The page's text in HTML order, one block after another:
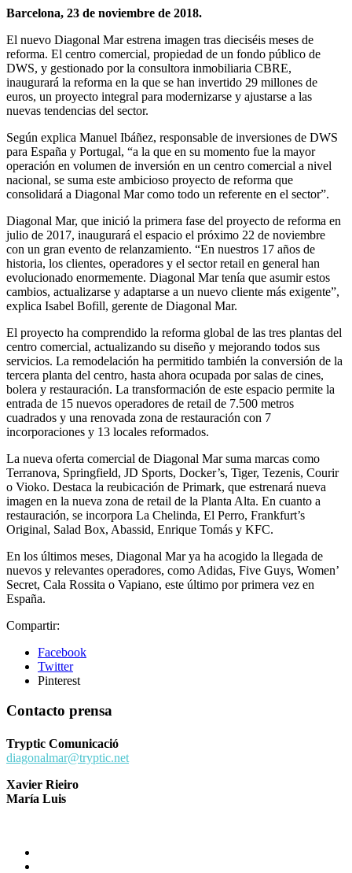
Barcelona, 23 de noviembre de 2018.
El nuevo Diagonal Mar estrena imagen tras dieciséis meses de
reforma. El centro comercial, propiedad de un fondo público de
DWS, y gestionado por la consultora inmobiliaria CBRE,
inaugurará la reforma en la que se han invertido 29 millones de
euros, un proyecto integral para modernizarse y ajustarse a las
nuevas tendencias del sector.
Según explica Manuel Ibáñez, responsable de inversiones de DWS
para España y Portugal, “a la que en su momento fue la mayor
operación en volumen de inversión en un centro comercial a nivel
nacional, se suma este ambicioso proyecto de reforma que
consolidará a Diagonal Mar como todo un referente en el sector”.
Diagonal Mar, que inició la primera fase del proyecto de reforma en
julio de 2017, inaugurará el espacio el próximo 22 de noviembre
con un gran evento de relanzamiento. “En nuestros 17 años de
historia, los clientes, operadores y el sector retail en general han
evolucionado enormemente. Diagonal Mar tenía que asumir estos
cambios, actualizarse y adaptarse a un nuevo cliente más exigente”,
explica Isabel Bofill, gerente de Diagonal Mar.
El proyecto ha comprendido la reforma global de las tres plantas del
centro comercial, actualizando su diseño y mejorando todos sus
servicios. La remodelación ha permitido también la conversión de la
tercera planta del centro, hasta ahora ocupada por salas de cines,
bolera y restauración. La transformación de este espacio permite la
entrada de 15 nuevos operadores de retail de 7.500 metros
cuadrados y una renovada zona de restauración con 7
incorporaciones y 13 locales reformados.
La nueva oferta comercial de Diagonal Mar suma marcas como
Terranova, Springfield, JD Sports, Docker’s, Tiger, Tezenis, Courir
o Vioko. Destaca la reubicación de Primark, que estrenará nueva
imagen en la nueva zona de retail de la Planta Alta. En cuanto a
restauración, se incorpora La Chelinda, El Perro, Frankfurt’s
Original, Salad Box, Abassid, Enrique Tomás y KFC.
En los últimos meses, Diagonal Mar ya ha acogido la llegada de
nuevos y relevantes operadores, como Adidas, Five Guys, Women’
Secret, Cala Rossita o Vapiano, este último por primera vez en
España.
Compartir:
Facebook
Twitter
Pinterest
Contacto prensa
Tryptic Comunicació
diagonalmar@tryptic.net
Xavier Rieiro
María Luis